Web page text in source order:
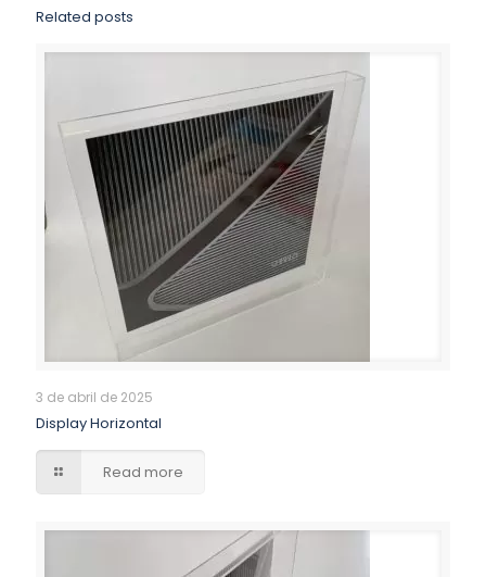
Related posts
3 de abril de 2025
Display Horizontal
Read more